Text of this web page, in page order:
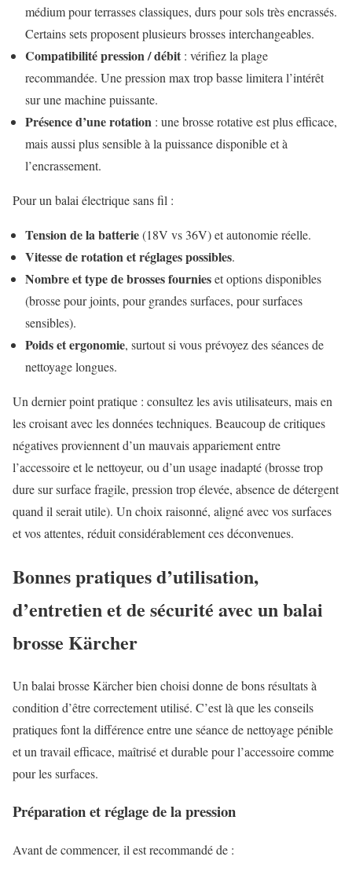
médium pour terrasses classiques, durs pour sols très encrassés.
Certains sets proposent plusieurs brosses interchangeables.
Compatibilité pression / débit : vérifiez la plage
recommandée. Une pression max trop basse limitera l’intérêt
sur une machine puissante.
Présence d’une rotation : une brosse rotative est plus efficace,
mais aussi plus sensible à la puissance disponible et à
l’encrassement.
Pour un balai électrique sans fil :
Tension de la batterie(18V vs 36V) et autonomie réelle.
Vitesse de rotation et réglages possibles.
Nombre et type de brosses fournieset options disponibles
(brosse pour joints, pour grandes surfaces, pour surfaces
sensibles).
Poids et ergonomie, surtout si vous prévoyez des séances de
nettoyage longues.
Un dernier point pratique : consultez les avis utilisateurs, mais en
les croisant avec les données techniques. Beaucoup de critiques
négatives proviennent d’un mauvais appariement entre
l’accessoire et le nettoyeur, ou d’un usage inadapté (brosse trop
dure sur surface fragile, pression trop élevée, absence de détergent
quand il serait utile). Un choix raisonné, aligné avec vos surfaces
et vos attentes, réduit considérablement ces déconvenues.
Bonnes pratiques d’utilisation,
d’entretien et de sécurité avec un balai
brosse Kärcher
Un balai brosse Kärcher bien choisi donne de bons résultats à
condition d’être correctement utilisé. C’est là que les conseils
pratiques font la différence entre une séance de nettoyage pénible
et un travail efficace, maîtrisé et durable pour l’accessoire comme
pour les surfaces.
Préparation et réglage de la pression
Avant de commencer, il est recommandé de :